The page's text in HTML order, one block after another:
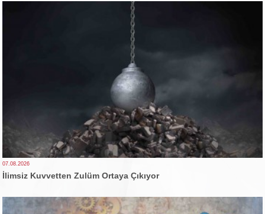
07.08.2026
İlimsiz Kuvvetten Zulüm Ortaya Çıkıyor